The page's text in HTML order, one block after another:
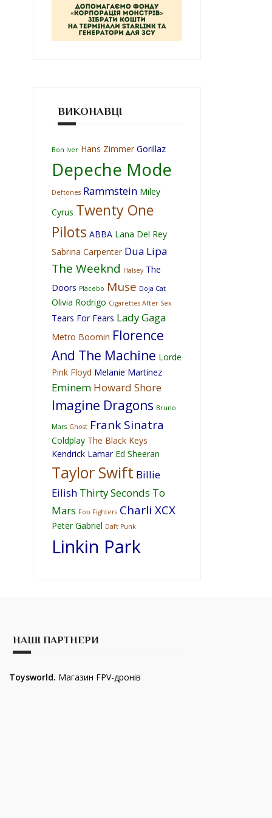
ВИКОНАВЦІ
Bon Iver Hans Zimmer Gorillaz
Depeche Mode
Deftones Rammstein Miley
Cyrus Twenty One
Pilots ABBA Lana Del Rey
Sabrina Carpenter Dua Lipa
The Weeknd Halsey The
Doors Placebo Muse Doja Cat
Olivia Rodrigo Cigarettes After Sex
Tears For Fears Lady Gaga
Metro Boomin Florence
And The Machine Lorde
Pink Floyd Melanie Martinez
Eminem Howard Shore
Imagine Dragons Bruno
Mars Ghost Frank Sinatra
Coldplay The Black Keys
Kendrick Lamar Ed Sheeran
Taylor Swift Billie
Eilish Thirty Seconds To
Mars Foo Fighters Charli XCX
Peter Gabriel Daft Punk
Linkin Park
НАШІ ПАРТНЕРИ
Toysworld. Магазин FPV-дронів